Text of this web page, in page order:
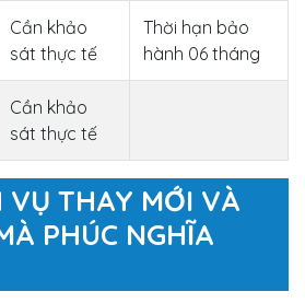
Cần khảo
sát thực tế
Thời hạn bảo
hành 06 tháng
Cần khảo
sát thực tế
VỤ THAY MỚI VÀ
PHÚC NGHĨA